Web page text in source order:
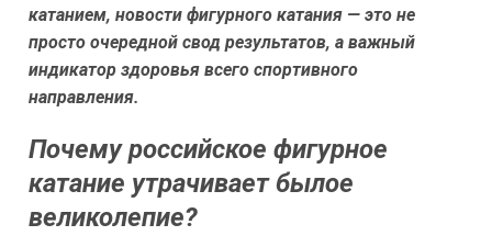
катанием, новости фигурного катания — это не
просто очередной свод результатов, а важный
индикатор здоровья всего спортивного
направления.
Почему российское фигурное
катание утрачивает былое
великолепие?